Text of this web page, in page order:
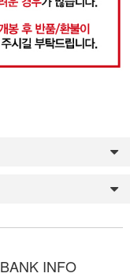
BANK INFO